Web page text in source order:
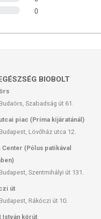
enterális
édeskömény
0
BIOBOLT
Szabadság út 61.
piac (Príma kijáratánál)
Lövőház utca 12.
Center (Pólus patikával
Szentmihályi út 131.
út
Rákóczi út 10.
István körút